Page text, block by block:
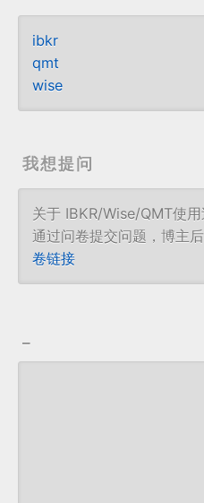
ibkr
qmt
wise
我想提问
关于 IBKR/Wise/QMT使
通过问卷提交问题，博主
卷链接